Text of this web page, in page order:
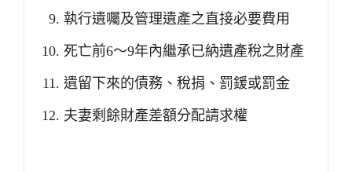
執行遺囑及管理遺產之直接必要費用
死亡前6～9年內繼承已納遺產稅之財產
遺留下來的債務、稅捐、罰鍰或罰金
夫妻剩餘財產差額分配請求權